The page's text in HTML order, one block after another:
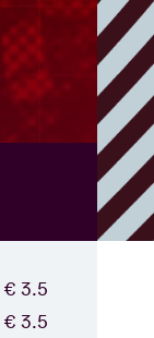
€ 3.5
€ 3.5